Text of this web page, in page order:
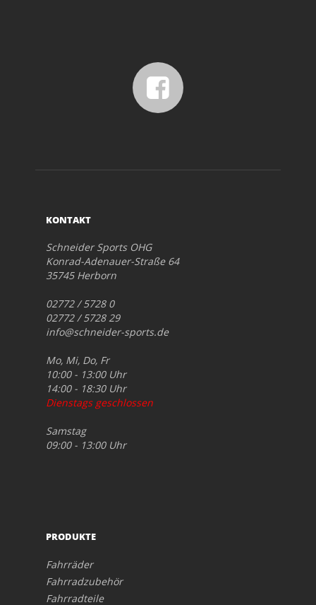
KONTAKT
Schneider Sports OHG
Konrad-Adenauer-Straße 64
35745 Herborn
02772 / 5728 0
02772 / 5728 29
info@schneider-sports.de
Mo, Mi, Do, Fr
10:00 - 13:00 Uhr
14:00 - 18:30 Uhr
Dienstags geschlossen
Samstag
09:00 - 13:00 Uhr
PRODUKTE
Fahrräder
Fahrradzubehör
Fahrradteile